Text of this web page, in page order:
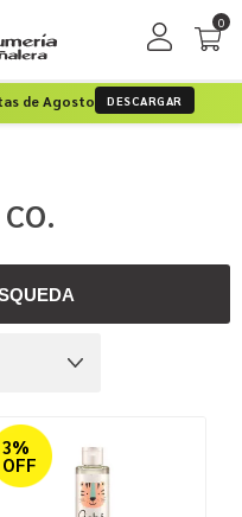
0
de Agosto DESCARGAR
3%
OFF